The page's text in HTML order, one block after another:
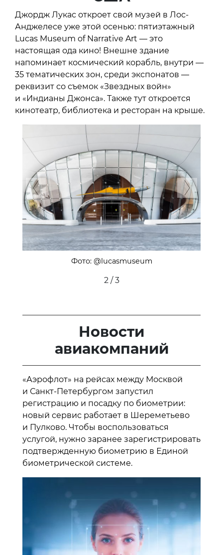
Джордж Лукас откроет свой музей в Лос-
Анджелесе уже этой осенью: пятиэтажный
Lucas Museum of Narrative Art — это
настоящая ода кино! Внешне здание
напоминает космический корабль, внутри —
35 тематических зон, среди экспонатов —
реквизит со съемок «Звездных войн»
и «Индианы Джонса». Также тут откроется
кинотеатр, библиотека и ресторан на крыше.
Фото: @lucasmuseum
Previous
2 / 3
Новости
авиакомпаний
«Аэрофлот» на рейсах между Москвой
и Санкт-Петербургом запустил
регистрацию и посадку по биометрии:
новый сервис работает в Шереметьево
и Пулково. Чтобы воспользоваться
услугой, нужно заранее зарегистрировать
подтвержденную биометрию в Единой
биометрической системе.